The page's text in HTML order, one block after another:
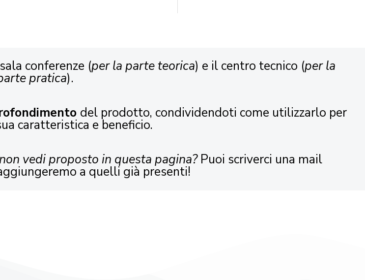
conferenze (per la parte teorica) e il centro tecnico (per la
pratica).
del prodotto, condividendoti come utilizzarlo per
caratteristica e beneficio.
vedi proposto in questa pagina?Puoi scriverci una mail
a quelli già presenti!